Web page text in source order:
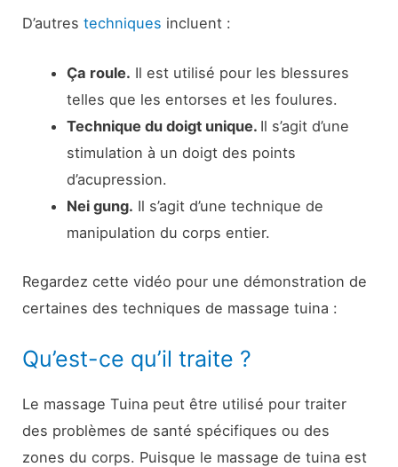
D’autrestechniques incluent :
Ça roule. Il est utilisé pour les blessures
telles que les entorses et les foulures.
Technique du doigt unique. Il s’agit d’une
stimulation à un doigt des points
d’acupression.
Nei gung. Il s’agit d’une technique de
manipulation du corps entier.
Regardez cette vidéo pour une démonstration de
certaines des techniques de massage tuina :
Qu’est-ce qu’il traite ?
Le massage Tuina peut être utilisé pour traiter
des problèmes de santé spécifiques ou des
zones du corps. Puisque le massage de tuina est